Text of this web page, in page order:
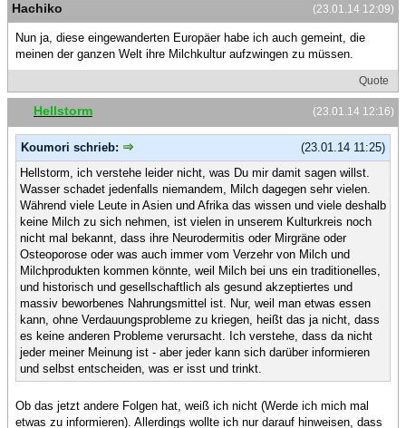
(23.01.14 12:09)
Hachiko
Nun ja, diese eingewanderten Europäer habe ich auch gemeint, die
meinen der ganzen Welt ihre Milchkultur aufzwingen zu müssen.
Quote
(23.01.14 12:16)
Hellstorm
(23.01.14 11:25)
Koumori schrieb:
Hellstorm, ich verstehe leider nicht, was Du mir damit sagen willst.
Wasser schadet jedenfalls niemandem, Milch dagegen sehr vielen.
Während viele Leute in Asien und Afrika das wissen und viele deshalb
keine Milch zu sich nehmen, ist vielen in unserem Kulturkreis noch
nicht mal bekannt, dass ihre Neurodermitis oder Mirgräne oder
Osteoporose oder was auch immer vom Verzehr von Milch und
Milchprodukten kommen könnte, weil Milch bei uns ein traditionelles,
und historisch und gesellschaftlich als gesund akzeptiertes und
massiv beworbenes Nahrungsmittel ist. Nur, weil man etwas essen
kann, ohne Verdauungsprobleme zu kriegen, heißt das ja nicht, dass
es keine anderen Probleme verursacht. Ich verstehe, dass da nicht
jeder meiner Meinung ist - aber jeder kann sich darüber informieren
und selbst entscheiden, was er isst und trinkt.
Ob das jetzt andere Folgen hat, weiß ich nicht (Werde ich mich mal
etwas zu informieren). Allerdings wollte ich nur darauf hinweisen, dass